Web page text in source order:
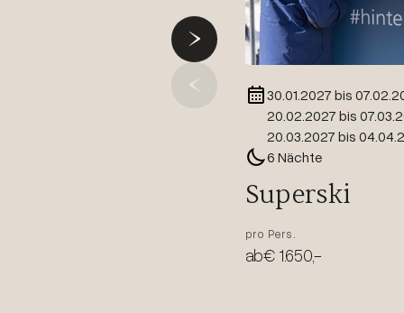
30.01.2027 bis
20.02.2027 bis
20.03.2027 bis
6 Nächte
Superski
pro Pers.
ab€ 1.650,-